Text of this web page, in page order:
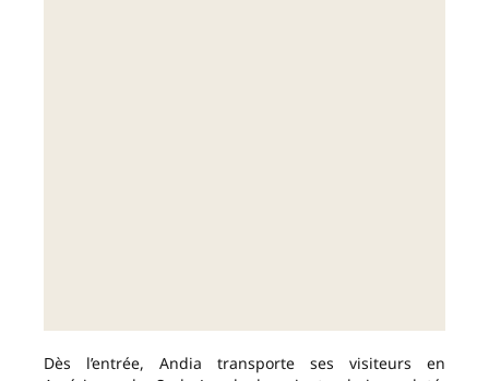
Dès l’entrée, Andia transporte ses visiteurs en